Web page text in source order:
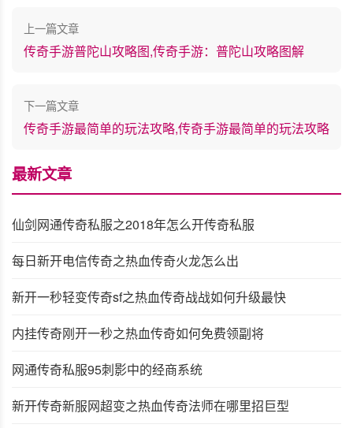
上一篇文章
传奇手游普陀山攻略图,传奇手游：普陀山攻略图解
下一篇文章
传奇手游最简单的玩法攻略,传奇手游最简单的玩法攻略
最新文章
仙剑网通传奇私服之2018年怎么开传奇私服
每日新开电信传奇之热血传奇火龙怎么出
新开一秒轻变传奇sf之热血传奇战战如何升级最快
内挂传奇刚开一秒之热血传奇如何免费领副将
网通传奇私服95刺影中的经商系统
新开传奇新服网超变之热血传奇法师在哪里招巨型